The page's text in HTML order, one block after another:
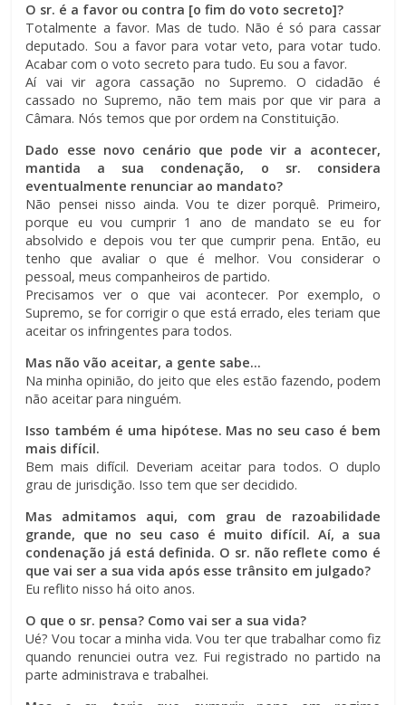
O sr. é a favor ou contra [o fim do voto secreto]?
Totalmente a favor. Mas de tudo. Não é só para cassar
deputado. Sou a favor para votar veto, para votar tudo.
Acabar com o voto secreto para tudo. Eu sou a favor.
Aí vai vir agora cassação no Supremo. O cidadão é
cassado no Supremo, não tem mais por que vir para a
Câmara. Nós temos que por ordem na Constituição.
Dado esse novo cenário que pode vir a acontecer,
mantida a sua condenação, o sr. considera
eventualmente renunciar ao mandato?
Não pensei nisso ainda. Vou te dizer porquê. Primeiro,
porque eu vou cumprir 1 ano de mandato se eu for
absolvido e depois vou ter que cumprir pena. Então, eu
tenho que avaliar o que é melhor. Vou considerar o
pessoal, meus companheiros de partido.
Precisamos ver o que vai acontecer. Por exemplo, o
Supremo, se for corrigir o que está errado, eles teriam que
aceitar os infringentes para todos.
Mas não vão aceitar, a gente sabe…
Na minha opinião, do jeito que eles estão fazendo, podem
não aceitar para ninguém.
Isso também é uma hipótese. Mas no seu caso é bem
mais difícil.
Bem mais difícil. Deveriam aceitar para todos. O duplo
grau de jurisdição. Isso tem que ser decidido.
Mas admitamos aqui, com grau de razoabilidade
grande, que no seu caso é muito difícil. Aí, a sua
condenação já está definida. O sr. não reflete como é
que vai ser a sua vida após esse trânsito em julgado?
Eu reflito nisso há oito anos.
O que o sr. pensa? Como vai ser a sua vida?
Ué? Vou tocar a minha vida. Vou ter que trabalhar como fiz
quando renunciei outra vez. Fui registrado no partido na
parte administrava e trabalhei.